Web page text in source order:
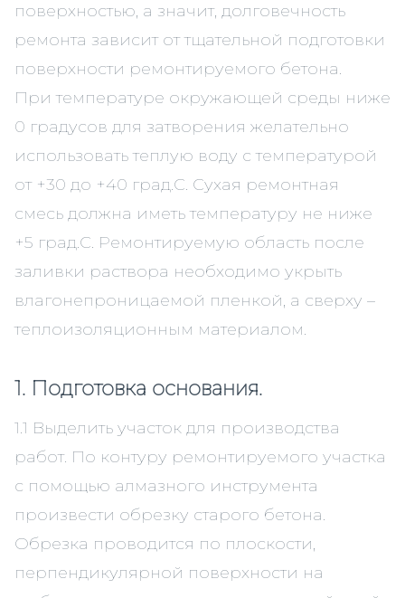
поверхностью, а значит, долговечность
ремонта зависит от тщательной подготовки
поверхности ремонтируемого бетона.
При температуре окружающей среды ниже
0 градусов для затворения желательно
использовать теплую воду с температурой
от +30 до +40 град.С. Сухая ремонтная
смесь должна иметь температуру не ниже
+5 град.С. Ремонтируемую область после
заливки раствора необходимо укрыть
влагонепроницаемой пленкой, а сверху –
теплоизоляционным материалом.
1. Подготовка основания.
1.1 Выделить участок для производства
работ. По контуру ремонтируемого участка
с помощью алмазного инструмента
произвести обрезку старого бетона.
Обрезка проводится по плоскости,
перпендикулярной поверхности на